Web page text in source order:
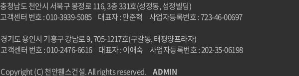
충청남도 천안시 서북구 봉정로 116, 3층 331호(성정동, 성정빌딩)
고객센터 번호 : 010-3939-5085
대표자 : 안준혁
사업자등록번호 : 723-46-00697
경기도 용인시 기흥구 강남로 9, 705-1217호(구갈동, 태평양프라자)
고객센터 번호 : 010-2476-6616
대표자 : 이애숙
사업자등록번호 : 202-35-06198
Copyright (C) 천안휀스건설. All rights reserved. ADMIN